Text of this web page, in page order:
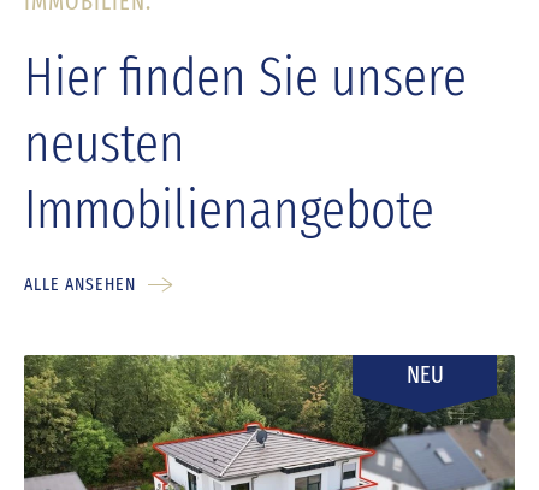
Hier finden Sie unsere
neusten
Immobilienangebote
ALLE ANSEHEN
NEU